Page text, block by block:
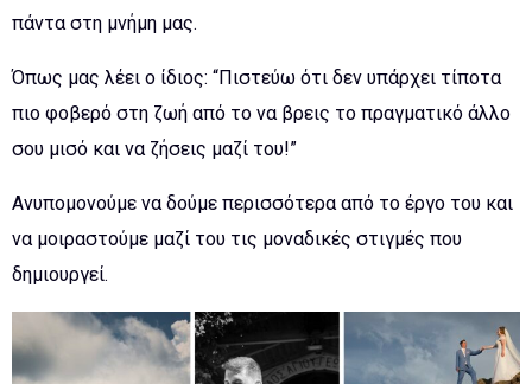
πάντα στη μνήμη μας.
Όπως μας λέει ο ίδιος: “Πιστεύω ότι δεν υπάρχει τίποτα
πιο φοβερό στη ζωή από το να βρεις το πραγματικό άλλο
σου μισό και να ζήσεις μαζί του!”
Ανυπομονούμε να δούμε περισσότερα από το έργο του και
να μοιραστούμε μαζί του τις μοναδικές στιγμές που
δημιουργεί.